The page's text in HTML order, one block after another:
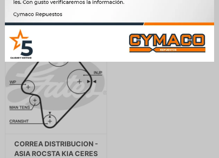
CORREA DISTRIBUCION -
ASIA ROCSTA KIA CERES